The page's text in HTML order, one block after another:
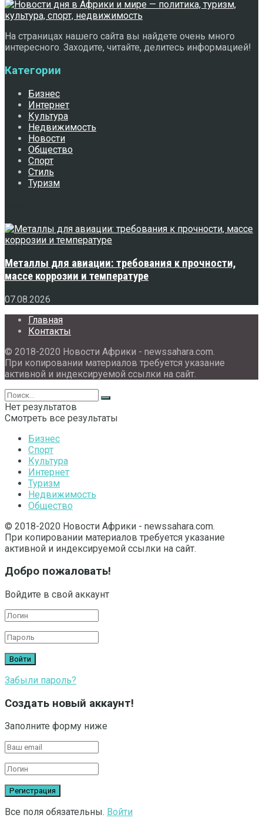
На страницах нашего сайта вы найдете очень много
интересного. Заходите, читайте, делитесь информацией!
Категории
Бизнес
Интернет
Культура
Недвижимость
Новости
Общество
Спорт
Стиль
Туризм
Металлы для авиации: требования к прочности,
массе коррозии и температуре
07.08.2026
Главная
Контакты
© 2018-2020 Новости Африки - newssahara.com.
При копировании материалов требуется указание
активной и индексируемой ссылки на сайт.
Нет результатов
Смотреть все результаты
Бизнес
Спорт
Культура
Интернет
Туризм
Недвижимость
Общество
© 2018-2020 Новости Африки - newssahara.com.
При копировании материалов требуется указание
активной и индексируемой ссылки на сайт.
Добро пожаловать!
Войдите в свой аккаунт
Забыли пароль?
Создать новый аккаунт!
Заполните форму ниже
Все поля обязательны. Войти